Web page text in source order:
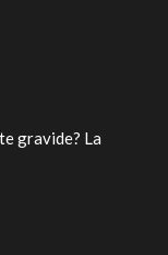
gravide? La